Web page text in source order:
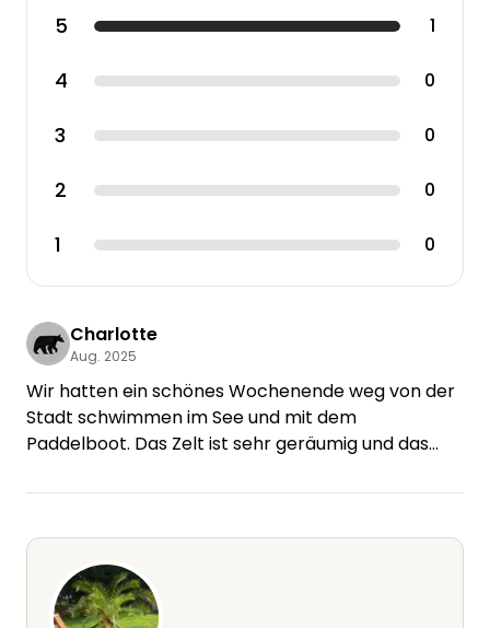
5 1
4 0
3 0
2 0
1 0
Charlotte
Aug. 2025
Wir hatten ein schönes Wochenende weg von der
Stadt schwimmen im See und mit dem
Paddelboot. Das Zelt ist sehr geräumig und das
und sehr freundliche und nette Gastgeber. Vielen
würden sehr empfehlen :)